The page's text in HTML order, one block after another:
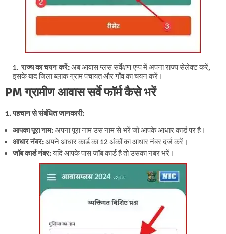
राज्य का चयन करें:अब आवास प्लस सर्वेक्षण एप्प में अपना राज्य सेलेक्ट करें,
इसके बाद जिला ब्लाक ग्राम पंचायत और गाँव का चयन करें।
PM ग्रामीण आवास सर्वे फॉर्म कैसे भरें
1. पहचान से संबंधित जानकारी:
आपका पूरा नाम:अपना पूरा नाम उस नाम से भरें जो आपके आधार कार्ड पर है।
आधार नंबर:अपने आधार कार्ड का 12 अंकों का आधार नंबर दर्ज करें।
जॉब कार्ड नंबर:यदि आपके पास जॉब कार्ड है तो उसका नंबर भरें।